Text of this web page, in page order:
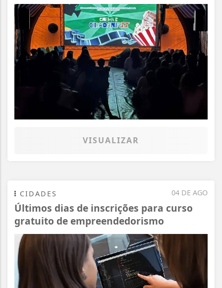
VISUALIZAR
04 DE AGO
CIDADES
Últimos dias de inscrições para curso
gratuito de empreendedorismo